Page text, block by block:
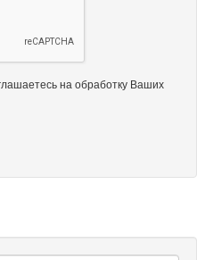
на обработку Ваших